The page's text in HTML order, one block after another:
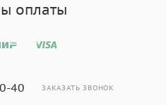
оплаты
40 ЗАКАЗАТЬ ЗВОНОК